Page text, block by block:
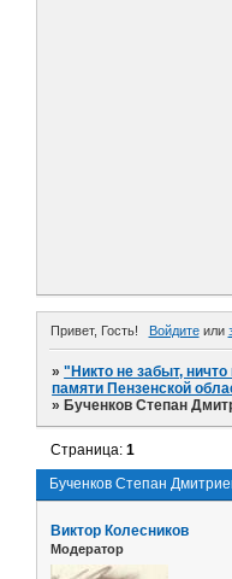
Привет, Гость! Войдитеили
»"Никто не забыт,
памяти Пензенской
» Бученков Степан
Бученков Степан
Страница:1
Виктор Колесников
Модератор